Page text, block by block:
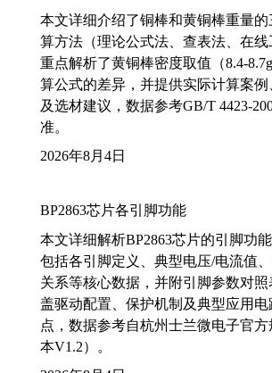
本文详细介绍了铜棒和黄铜棒重量
算方法（理论公式法、查表法、在线
重点解析了黄铜棒密度取值（8.4-
算公式的差异，并提供实际计算案
及选材建议，数据参考GB/T 4423-
准。
2026年8月4日
BP2863芯片各引脚功能
本文详细解析BP2863芯片的引脚功能
包括各引脚定义、典型电压/电流值
关系等核心数据，并附引脚参数对照
盖驱动配置、保护机制及典型应用电
点，数据参考自杭州士兰微电子官方
本V1.2）。